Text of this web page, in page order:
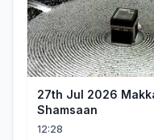
27th Jul 2026
Shamsaan
12:28